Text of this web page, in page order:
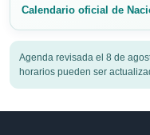
Calendario oficial de
Agenda revisada el 8 de
horarios pueden ser